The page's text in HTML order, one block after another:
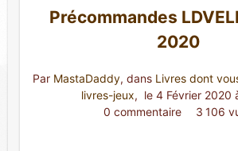
Précommandes
2020
Par MastaDaddy, dans Livres dont
livres-jeux, le 4 Février 2020
0 commentaire
3 106